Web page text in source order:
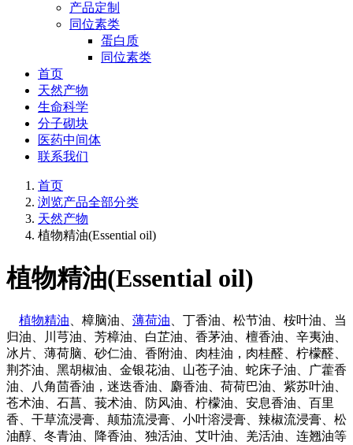
产品定制
同位素类
蛋白质
同位素类
首页
天然产物
生命科学
分子砌块
医药中间体
联系我们
首页
浏览产品全部分类
天然产物
植物精油(Essential oil)
植物精油(Essential oil)
植物精油 、樟脑油、 薄荷油 、丁香油、松节油、桉叶油、当
归油、川芎油、芳樟油、白芷油、香茅油、檀香油、辛夷油、
冰片、薄荷脑、砂仁油、香附油、肉桂油，肉桂醛、柠檬醛、
荆芥油、黑胡椒油、金银花油、山苍子油、蛇床子油、广藿香
油、八角茴香油，迷迭香油、麝香油、荷荷巴油、紫苏叶油、
苍术油、石菖、莪术油、防风油、柠檬油、安息香油、百里
香、干草流浸膏、颠茄流浸膏、小叶溶浸膏、辣椒流浸膏、松
油醇、冬青油、降香油、独活油、艾叶油、羌活油、连翘油等